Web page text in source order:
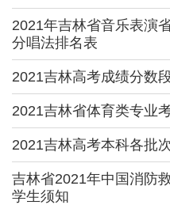
2021年吉林省音乐表演
分唱法排名表
2021吉林高考成绩分数
2021吉林省体育类专业
2021吉林高考本科各批
吉林省2021年中国消防
学生须知